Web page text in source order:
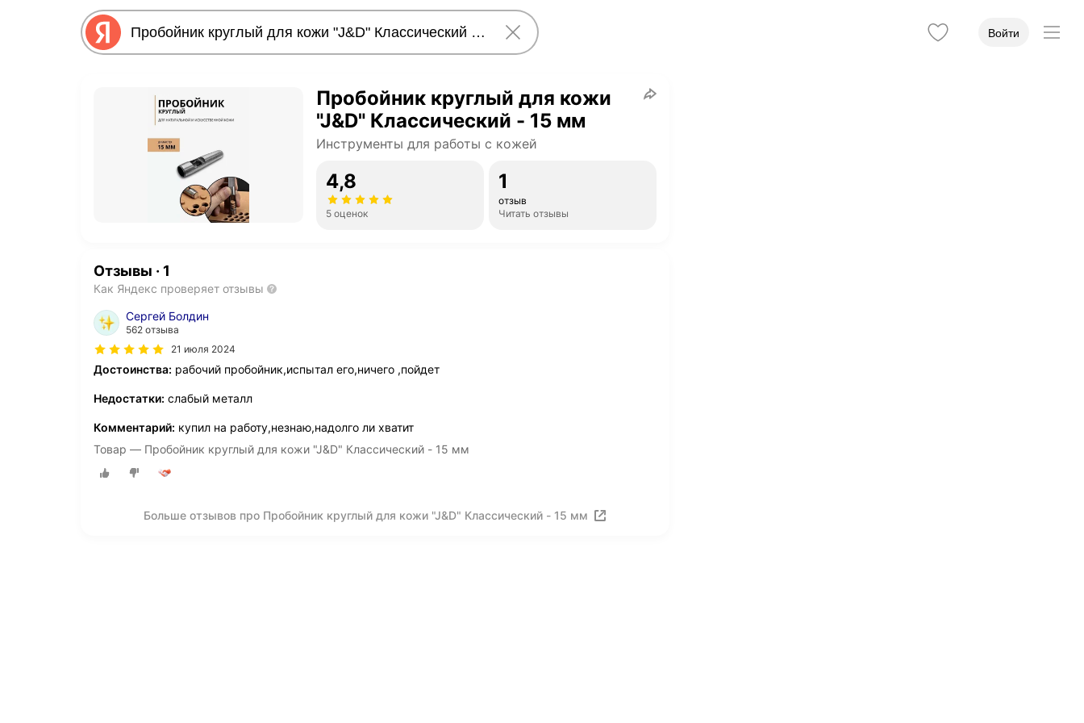
Войти
Пробойник круглый для кожи
"J&D" Классический - 15 мм
Инструменты для работы с кожей
4,8
5 оценок
1
отзыв
Читать отзывы
Отзывы · 1
Как Яндекс проверяет отзывы
Сергей Болдин
562 отзыва
21 июля 2024
Достоинства: рабочий пробойник,испытал его,ничего ,пойдет
Недостатки: слабый металл
Комментарий: купил на работу,незнаю,надолго ли хватит
Товар — Пробойник круглый для кожи "J&D" Классический - 15 мм
Больше отзывов про Пробойник круглый для кожи "J&D" Классический - 15 мм